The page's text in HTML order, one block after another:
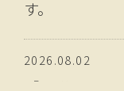
す。
2026.08.02